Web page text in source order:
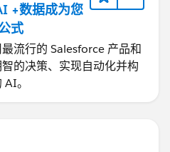
+数据成为您
式
流行的 Salesforce 产品和
的决策、实现自动化并构
。